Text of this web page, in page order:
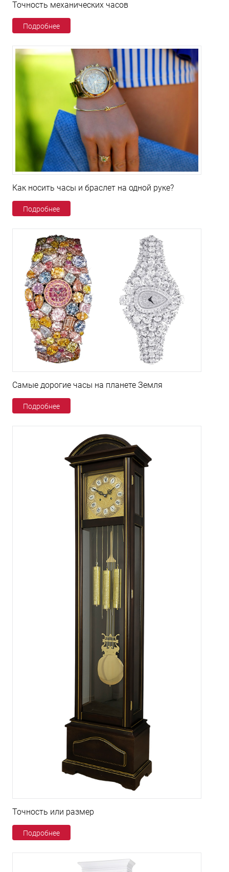
Точность механических часов
Подробнее
Как носить часы и браслет на одной руке?
Подробнее
Самые дорогие часы на планете Земля
Подробнее
Точность или размер
Подробнее